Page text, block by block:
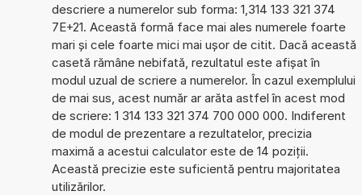
descriere a numerelor sub forma: 1,314 133 321 374
7E+21. Această formă face mai ales numerele foarte
mari și cele foarte mici mai ușor de citit. Dacă această
casetă rămâne nebifată, rezultatul este afișat în
modul uzual de scriere a numerelor. În cazul exemplului
de mai sus, acest număr ar arăta astfel în acest mod
de scriere: 1 314 133 321 374 700 000 000. Indiferent
de modul de prezentare a rezultatelor, precizia
maximă a acestui calculator este de 14 poziții.
Această precizie este suficientă pentru majoritatea
utilizărilor.